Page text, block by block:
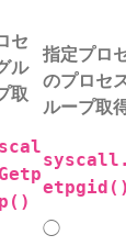
セ
ル
取
指定プロ
のプロセ
ループ取
etpgid()
◯